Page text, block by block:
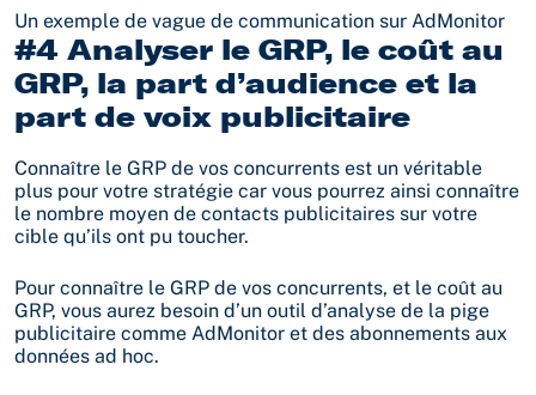
Un exemple de vague de communication sur AdMonitor
#4 Analyser le GRP, le coût au
GRP, la part d’audience et la
part de voix publicitaire
Connaître le GRP de vos concurrents est un véritable
plus pour votre stratégie car vous pourrez ainsi connaître
le nombre moyen de contacts publicitaires sur votre
cible qu’ils ont pu toucher.
Pour connaître le GRP de vos concurrents, et le coût au
GRP, vous aurez besoin d’un outil d’analyse de la pige
publicitaire comme AdMonitor et des abonnements aux
données ad hoc.